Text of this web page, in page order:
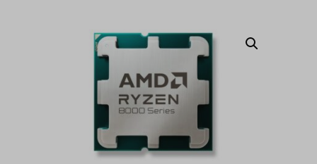
23 Agosto e tutti gliordinipervenuti
in questi giorni verranno
partire dal 24 Agosto